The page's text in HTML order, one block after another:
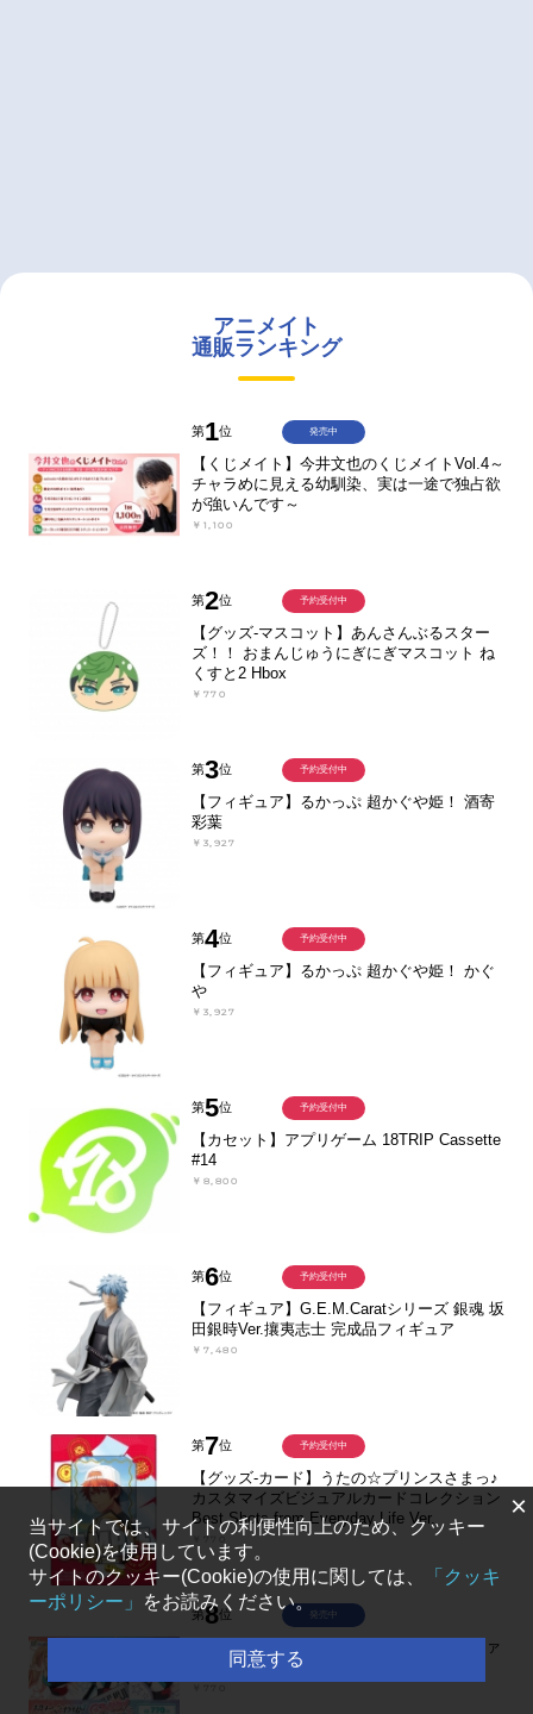
アニメイト
通販ランキング
第1位
【くじメイト】今井文也のくじメイトVol.4～
チャラめに見える幼馴染、実は一途で独占欲
が強いんです～
￥1,100
発売中
第2位
【グッズ-マスコット】あんさんぶるスター
ズ！！ おまんじゅうにぎにぎマスコット ね
くすと2 Hbox
￥770
予約受付中
第3位
【フィギュア】るかっぷ 超かぐや姫！ 酒寄
彩葉
￥3,927
予約受付中
第4位
【フィギュア】るかっぷ 超かぐや姫！ かぐ
や
￥3,927
予約受付中
第5位
【カセット】アプリゲーム 18TRIP Cassette
#14
￥8,800
予約受付中
第6位
【フィギュア】G.E.M.Caratシリーズ 銀魂 坂
田銀時Ver.攘夷志士 完成品フィギュア
￥7,480
予約受付中
第7位
【グッズ-カード】うたの☆プリンスさまっ♪
カスタマイズビジュアルカードコレクション
Best Shots from Everyday Life Ver.
￥770
予約受付中
第8位
【くじメイト】映画『超かぐや姫！』超ファ
ンサ！ver. くじメイト
発売中
×
当サイトでは、サイトの利便性向上のため、クッキー
(Cookie)を使用しています。
サイトのクッキー(Cookie)の使用に関しては、
「クッキ
ーポリシー」
をお読みください。
同意する